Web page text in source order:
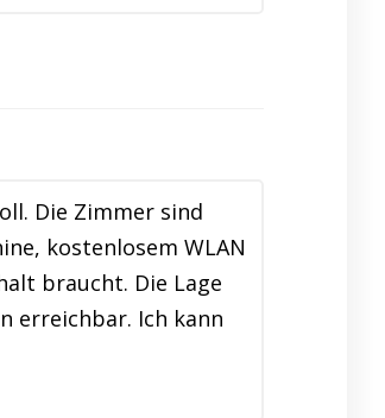
Die Zimmer sind
kostenlosem WLAN
braucht. Die Lage
erreichbar. Ich kann